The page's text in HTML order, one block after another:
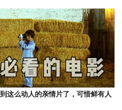
这么动人的亲情片了，可惜鲜有人